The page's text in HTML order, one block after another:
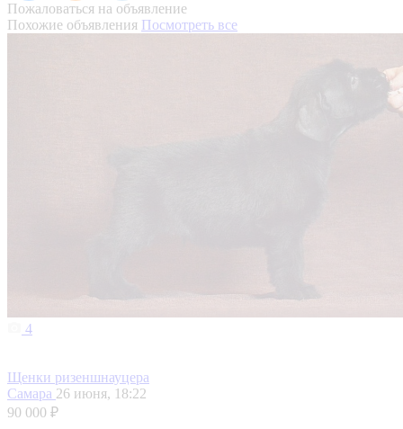
Пожаловаться на объявление
Похожие объявления Посмотреть все
4
Щенки ризеншнауцера
Самара 26 июня, 18:22
90 000 ₽